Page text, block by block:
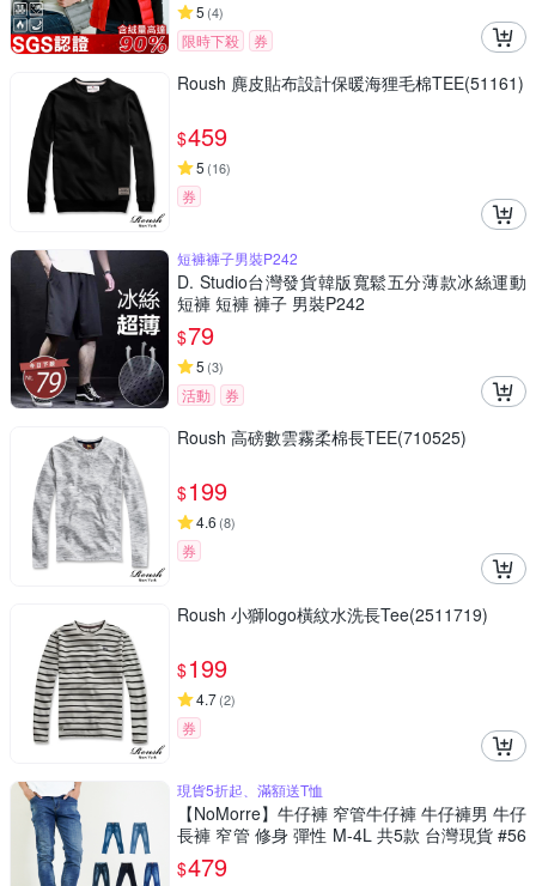
5 (4)
限時下殺 券
Roush 麂皮貼布設計保暖海狸毛棉TEE(51161)
$459
5 (16)
券
短褲褲子男裝P242
D. Studio台灣發貨韓版寬鬆五分薄款冰絲運動
短褲 短褲 褲子 男裝P242
$79
5 (3)
活動 券
Roush 高磅數雲霧柔棉長TEE(710525)
$199
4.6 (8)
券
Roush 小獅logo橫紋水洗長Tee(2511719)
$199
4.7(2)
券
現貨5折起、滿額送T恤
【NoMorre】牛仔褲 窄管牛仔褲 牛仔褲男 牛仔
長褲 窄管 修身 彈性 M-4L 共5款 台灣現貨 #56
32
$479